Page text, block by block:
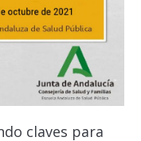
claves para